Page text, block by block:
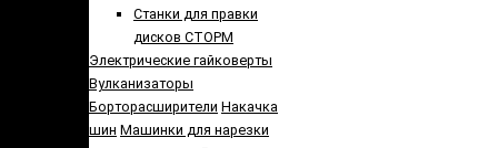
Станки для правки
дисков СТОРМ
Электрические гайковерты
Вулканизаторы
Борторасширители Накачка
шин Машинки для нарезки